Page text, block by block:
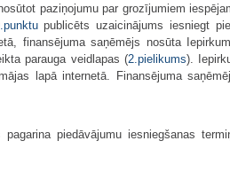
paziņojumu par grozījumiem
publicēts uzaicinājums iesniegt
finansējuma saņēmējs nosūta
parauga veidlapas (2.pielikums).
lapā internetā. Finansējuma
piedāvājumu iesniegšanas